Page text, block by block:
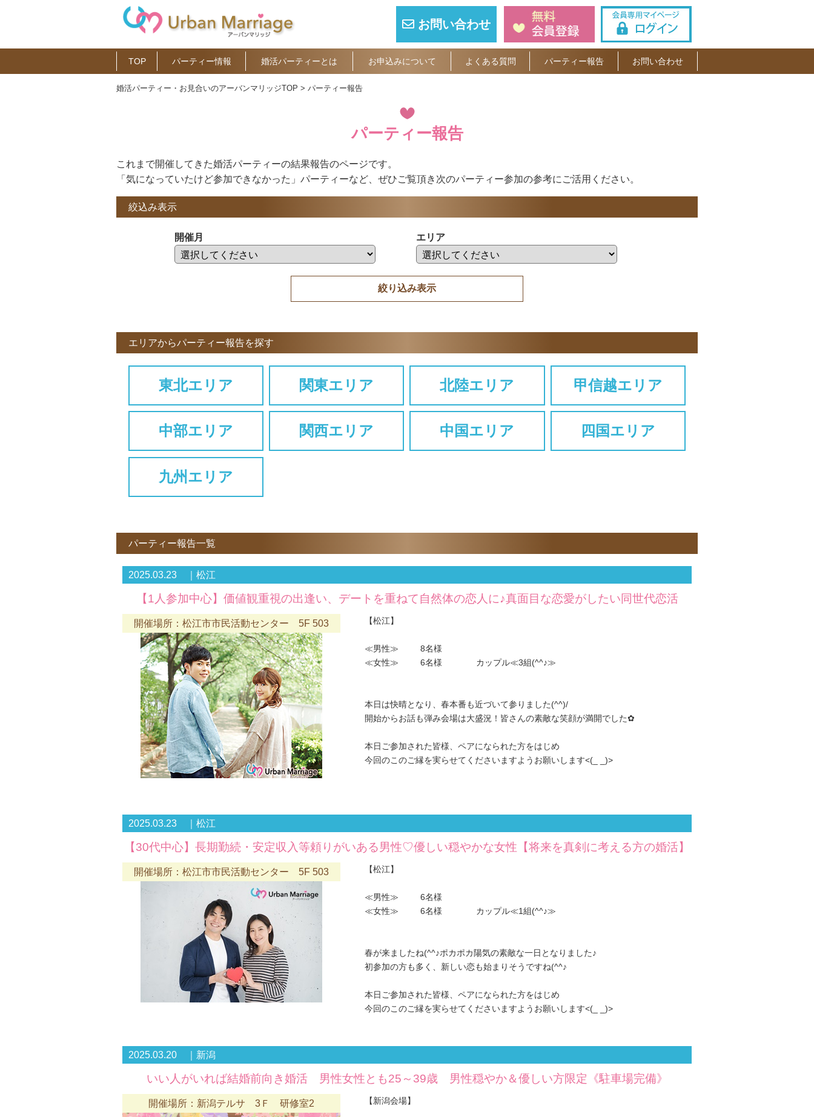
お問い合わせ
TOP パーティー情報 婚活パーティーとは お申込みについて よくある質問 パーティー報告 お問い合わせ
婚活パーティー・お見合いのアーバンマリッジTOP パーティー報告
パーティー報告
これまで開催してきた婚活パーティーの結果報告のページです。
「気になっていたけど参加できなかった」パーティーなど、ぜひご覧頂き次のパーティー参加の参考にご活用ください。
絞込み表示
開催月 エリア
エリアからパーティー報告を探す
東北エリア 関東エリア 北陸エリア 甲信越エリア
中部エリア 関西エリア 中国エリア 四国エリア
九州エリア
パーティー報告一覧
2025.03.23 ｜松江
【1人参加中心】価値観重視の出逢い、デートを重ねて自然体の恋人に♪真面目な恋愛がしたい同世代恋活
開催場所：松江市市民活動センター 5F 503 【松江】
≪男性≫ 8名様
≪女性≫ 6名様 カップル≪3組(^^♪≫
本日は快晴となり、春本番も近づいて参りました(^^)/
開始からお話も弾み会場は大盛況！皆さんの素敵な笑顔が満開でした✿
本日ご参加された皆様、ペアになられた方をはじめ
今回のこのご縁を実らせてくださいますようお願いします<(_ _)>
2025.03.23 ｜松江
【30代中心】長期勤続・安定収入等頼りがいある男性♡優しい穏やかな女性【将来を真剣に考える方の婚活】
開催場所：松江市市民活動センター 5F 503 【松江】
≪男性≫ 6名様
≪女性≫ 6名様 カップル≪1組(^^♪≫
春が来ましたね(^^♪ポカポカ陽気の素敵な一日となりました♪
初参加の方も多く、新しい恋も始まりそうですね(^^♪
本日ご参加された皆様、ペアになられた方をはじめ
今回のこのご縁を実らせてくださいますようお願いします<(_ _)>
2025.03.20 ｜新潟
いい人がいれば結婚前向き婚活 男性女性とも25～39歳 男性穏やか＆優しい方限定《駐車場完備》
開催場所：新潟テルサ 3Ｆ 研修室2 【新潟会場】